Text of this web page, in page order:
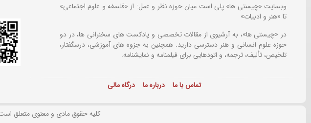
وبسایت «چیستی ها» پلی است میان حوزه نظر و عمل: از «فلسفه و علوم اجتماعی»
تا «هنر و ادبیات»
در «چیستی ها»، به آرشیوی از مقالات تخصصی و پادکست های سخنرانی ها، در دو
حوزه علوم انسانی و هنر دسترسی دارید. همچنین به جزوه های آموزشی، درسگفتار،
تلخیص، تألیف، ترجمه، و اتودهایی برای فیلمنامه و نمایشنامه.
تماس با ما درباره ما درگاه مالی
کلیه حقوق مادی و معنوی متعلق